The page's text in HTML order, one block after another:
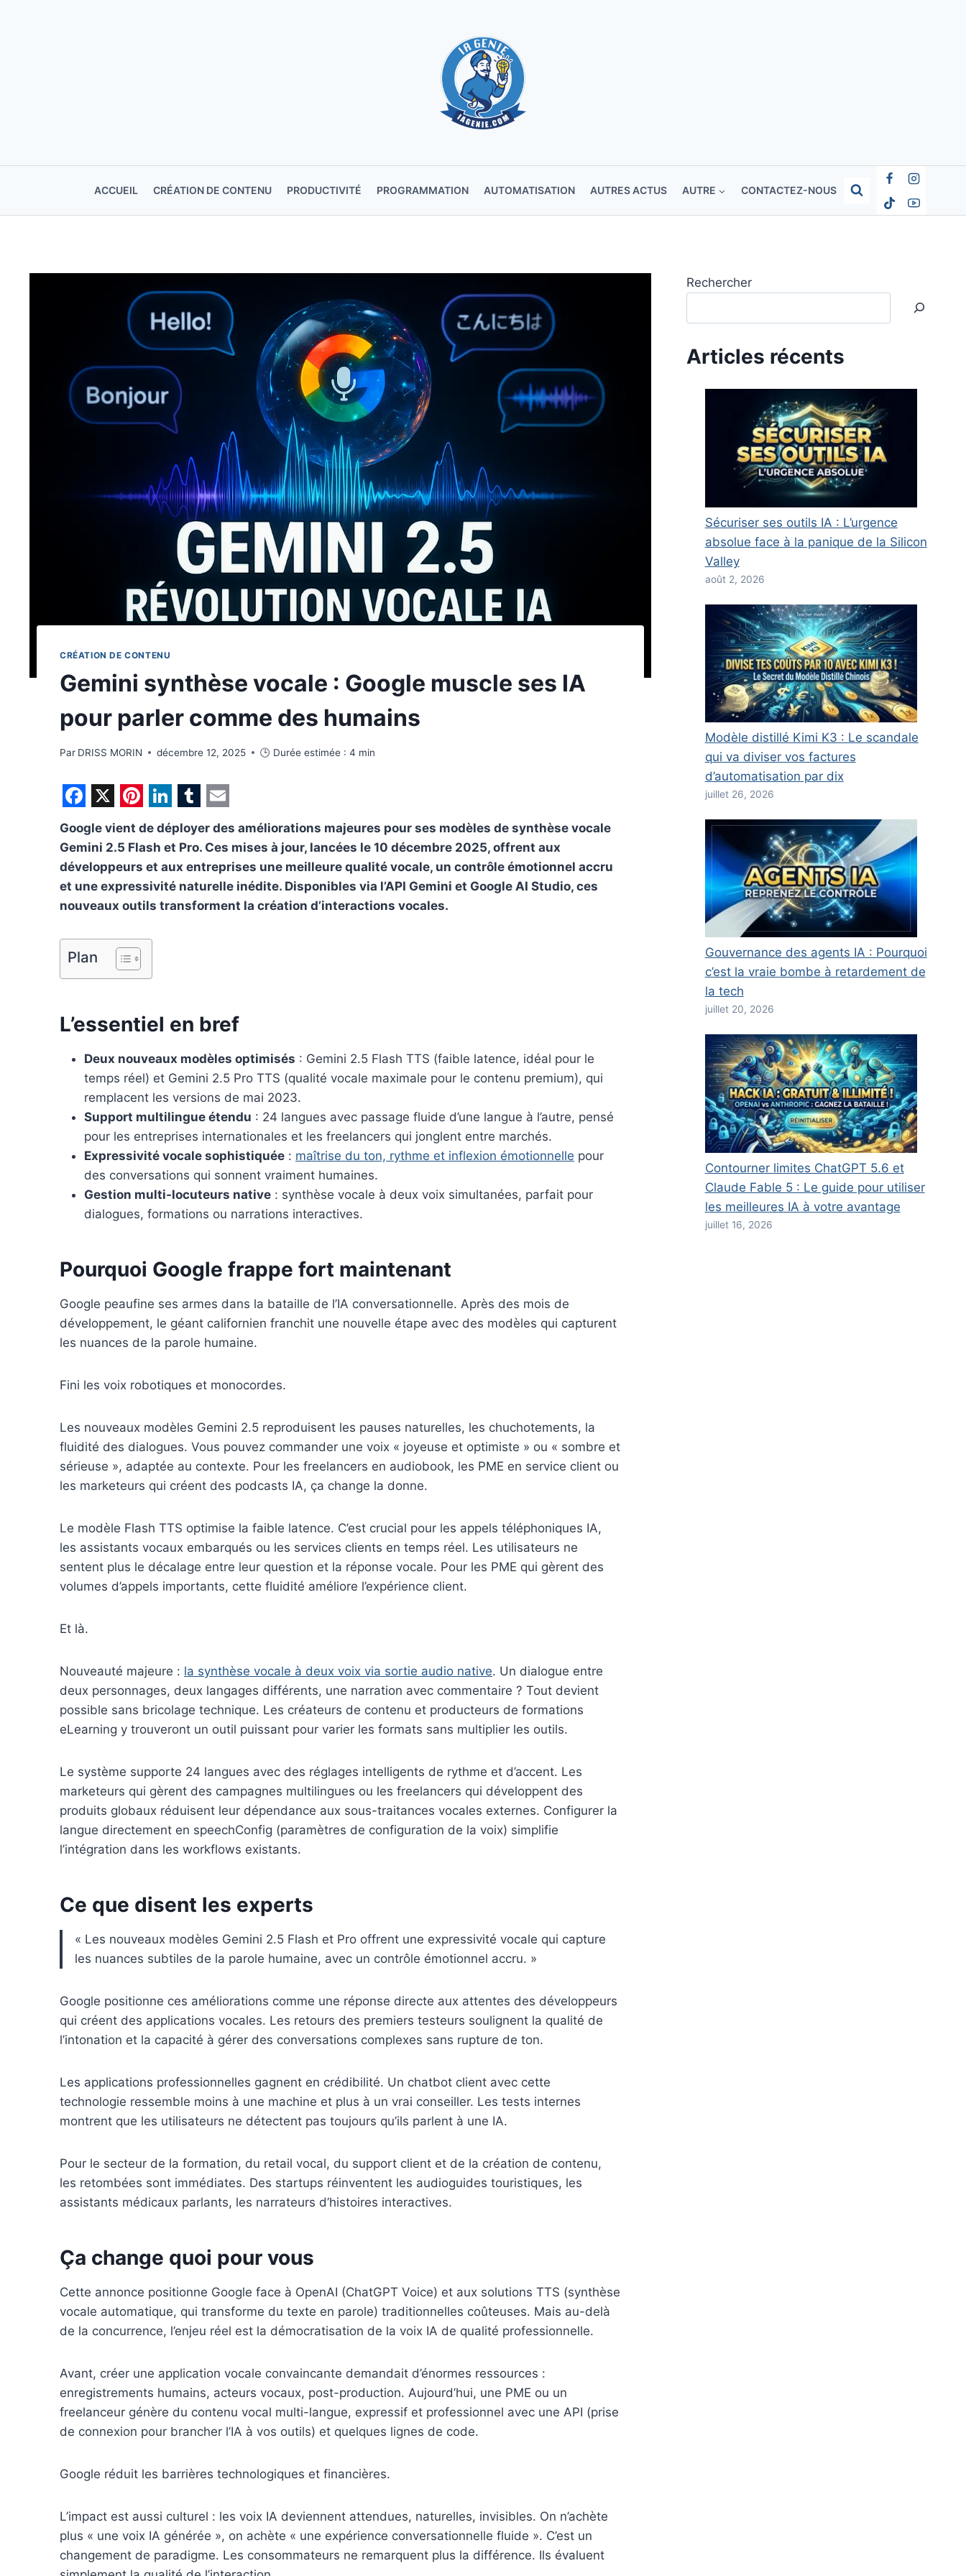
ACCUEIL CRÉATION DE CONTENU PRODUCTIVITÉ PROGRAMMATION AUTOMATISATION AUTRES ACTUS AUTRE CONTACTEZ-NOUS
CRÉATION DE CONTENU
Gemini synthèse vocale : Google muscle ses IA
pour parler comme des humains
Par DRISS MORIN décembre 12, 2025 🕒 Durée estimée : 4 min
F
a
c
e
b
o
o
k
X P
i
n
t
e
r
e
s
L
i
n
k
e
d
n
T
u
m
b
l
E
m
a
i
l
Google vient de déployer des améliorations majeures pour ses modèles de synthèse vocale
Gemini 2.5 Flash et Pro. Ces mises à jour, lancées le 10 décembre 2025, offrent aux
développeurs et aux entreprises une meilleure qualité vocale, un contrôle émotionnel accru
et une expressivité naturelle inédite. Disponibles via l’API Gemini et Google AI Studio, ces
nouveaux outils transforment la création d’interactions vocales.
Plan
L’essentiel en bref
Deux nouveaux modèles optimisés : Gemini 2.5 Flash TTS (faible latence, idéal pour le
temps réel) et Gemini 2.5 Pro TTS (qualité vocale maximale pour le contenu premium), qui
remplacent les versions de mai 2023.
Support multilingue étendu : 24 langues avec passage fluide d’une langue à l’autre, pensé
pour les entreprises internationales et les freelancers qui jonglent entre marchés.
Expressivité vocale sophistiquée : maîtrise du ton, rythme et inflexion émotionnelle pour
des conversations qui sonnent vraiment humaines.
Gestion multi-locuteurs native : synthèse vocale à deux voix simultanées, parfait pour
dialogues, formations ou narrations interactives.
Pourquoi Google frappe fort maintenant
Google peaufine ses armes dans la bataille de l’IA conversationnelle. Après des mois de
développement, le géant californien franchit une nouvelle étape avec des modèles qui capturent
les nuances de la parole humaine.
Fini les voix robotiques et monocordes.
Les nouveaux modèles Gemini 2.5 reproduisent les pauses naturelles, les chuchotements, la
fluidité des dialogues. Vous pouvez commander une voix « joyeuse et optimiste » ou « sombre et
sérieuse », adaptée au contexte. Pour les freelancers en audiobook, les PME en service client ou
les marketeurs qui créent des podcasts IA, ça change la donne.
Le modèle Flash TTS optimise la faible latence. C’est crucial pour les appels téléphoniques IA,
les assistants vocaux embarqués ou les services clients en temps réel. Les utilisateurs ne
sentent plus le décalage entre leur question et la réponse vocale. Pour les PME qui gèrent des
volumes d’appels importants, cette fluidité améliore l’expérience client.
Et là.
Nouveauté majeure : la synthèse vocale à deux voix via sortie audio native. Un dialogue entre
deux personnages, deux langages différents, une narration avec commentaire ? Tout devient
possible sans bricolage technique. Les créateurs de contenu et producteurs de formations
eLearning y trouveront un outil puissant pour varier les formats sans multiplier les outils.
Le système supporte 24 langues avec des réglages intelligents de rythme et d’accent. Les
marketeurs qui gèrent des campagnes multilingues ou les freelancers qui développent des
produits globaux réduisent leur dépendance aux sous-traitances vocales externes. Configurer la
langue directement en speechConfig (paramètres de configuration de la voix) simplifie
l’intégration dans les workflows existants.
Ce que disent les experts
« Les nouveaux modèles Gemini 2.5 Flash et Pro offrent une expressivité vocale qui capture
les nuances subtiles de la parole humaine, avec un contrôle émotionnel accru. »
Google positionne ces améliorations comme une réponse directe aux attentes des développeurs
qui créent des applications vocales. Les retours des premiers testeurs soulignent la qualité de
l’intonation et la capacité à gérer des conversations complexes sans rupture de ton.
Les applications professionnelles gagnent en crédibilité. Un chatbot client avec cette
technologie ressemble moins à une machine et plus à un vrai conseiller. Les tests internes
montrent que les utilisateurs ne détectent pas toujours qu’ils parlent à une IA.
Pour le secteur de la formation, du retail vocal, du support client et de la création de contenu,
les retombées sont immédiates. Des startups réinventent les audioguides touristiques, les
assistants médicaux parlants, les narrateurs d’histoires interactives.
Ça change quoi pour vous
Cette annonce positionne Google face à OpenAI (ChatGPT Voice) et aux solutions TTS (synthèse
vocale automatique, qui transforme du texte en parole) traditionnelles coûteuses. Mais au-delà
de la concurrence, l’enjeu réel est la démocratisation de la voix IA de qualité professionnelle.
Avant, créer une application vocale convaincante demandait d’énormes ressources :
enregistrements humains, acteurs vocaux, post-production. Aujourd’hui, une PME ou un
freelanceur génère du contenu vocal multi-langue, expressif et professionnel avec une API (prise
de connexion pour brancher l’IA à vos outils) et quelques lignes de code.
Google réduit les barrières technologiques et financières.
L’impact est aussi culturel : les voix IA deviennent attendues, naturelles, invisibles. On n’achète
plus « une voix IA générée », on achète « une expérience conversationnelle fluide ». C’est un
changement de paradigme. Les consommateurs ne remarquent plus la différence. Ils évaluent
Rechercher
Articles récents
Sécuriser ses outils IA : L’urgence
absolue face à la panique de la Silicon
Valley
août 2, 2026
Modèle distillé Kimi K3 : Le scandale
qui va diviser vos factures
d’automatisation par dix
juillet 26, 2026
Gouvernance des agents IA : Pourquoi
c’est la vraie bombe à retardement de
la tech
juillet 20, 2026
Contourner limites ChatGPT 5.6 et
Claude Fable 5 : Le guide pour utiliser
les meilleures IA à votre avantage
juillet 16, 2026